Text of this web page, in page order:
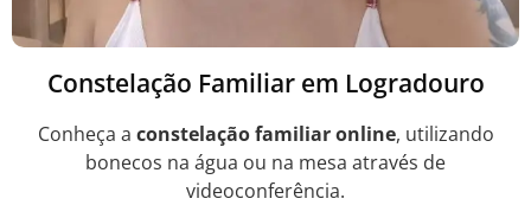
Constelação Familiar em Logradouro
Conheça a constelação familiar online, utilizando
bonecos na água ou na mesa através de
videoconferência.